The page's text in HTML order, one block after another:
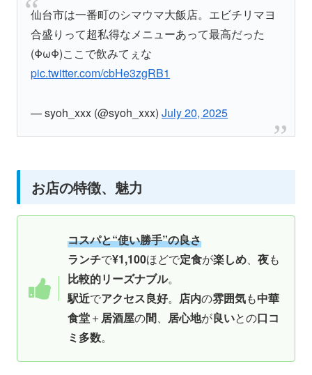
仙台市は一番町のシマウマ大飯店。エビチリマヨ
合盛りって超私得なメニューあって最高だった
(ΦωΦ)ここで飲みてぇな
pic.twitter.com/cbHe3zgRB1
— syoh_xxx (@syoh_xxx)July 20, 2025
お店の特徴、魅力
コスパと“使い勝手”の良さ
ランチで¥1,100ほどで定食が楽しめ、 夜も
比較的リーズナブル。
駅近でアクセス良好。 店内の雰囲気も中華
食堂＋居酒屋の間、 居心地が良いとの口コ
ミ多数。